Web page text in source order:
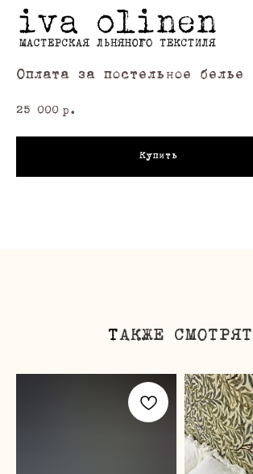
Оплата за постельное белье
25 000 р.
Купить
ТАКЖЕ СМОТРЯТ